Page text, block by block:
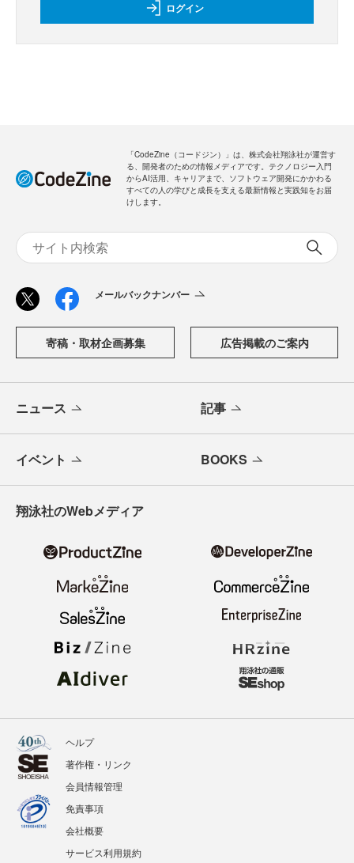
新規会員登録 無料
ログイン
からAI活用、キャリアまで、ソフトウェア開発にかかわる
すべての人の学びと成長を支える最新情報と実践知をお届
ニュース 記事
イベント BOOKS